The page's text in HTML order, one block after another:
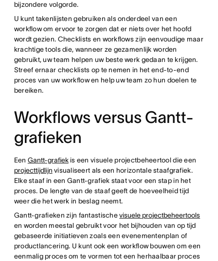
bijzondere volgorde.
U kunt takenlijsten gebruiken als onderdeel van een
workflow om ervoor te zorgen dat er niets over het hoofd
wordt gezien. Checklists en workflows zijn eenvoudige maar
krachtige tools die, wanneer ze gezamenlijk worden
gebruikt, uw team helpen uw beste werk gedaan te krijgen.
Streef ernaar checklists op te nemen in het end-to-end
proces van uw workflow en help uw team zo hun doelen te
bereiken.
Workflows versus Gantt-
grafieken
Een Gantt-grafiekis een visuele projectbeheertool die een
projecttijdlijn visualiseert als een horizontale staafgrafiek.
Elke staaf in een Gantt-grafiek staat voor een stap in het
proces. De lengte van de staaf geeft de hoeveelheid tijd
weer die het werk in beslag neemt.
Gantt-grafieken zijn fantastischevisuele projectbeheertools
en worden meestal gebruikt voor het bijhouden van op tijd
gebaseerde initiatieven zoals een evenementenplan of
productlancering. U kunt ook een workflow bouwen om een
eenmalig proces om te vormen tot een herhaalbaar proces